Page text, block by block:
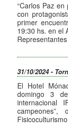
“Carlos Paz
con
primer
19:30 hs. en el
compartirán
a cargo de ex
ciudad, con
31/10/2024 -
El Hotel
domingo 3
internacional
exponentes